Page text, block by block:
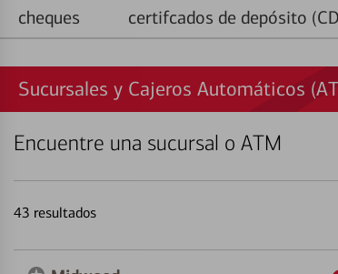
cheques
certifcados de depósito
Sucursales y Cajeros Automáticos
Encuentre una sucursal o ATM
43 resultados